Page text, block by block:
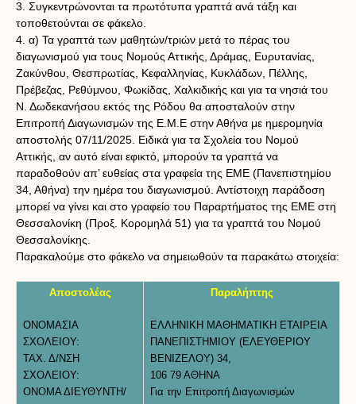
3. Συγκεντρώνονται τα πρωτότυπα γραπτά ανά τάξη και
τοποθετούνται σε φάκελο.
4. α) Τα γραπτά των μαθητών/τριών μετά το πέρας του
διαγωνισμού για τους Νομούς Αττικής, Δράμας, Ευρυτανίας,
Ζακύνθου, Θεσπρωτίας, Κεφαλληνίας, Κυκλάδων, Πέλλης,
Πρέβεζας, Ρεθύμνου, Φωκίδας, Χαλκιδικής και για τα νησιά του
Ν. Δωδεκανήσου εκτός της Ρόδου θα αποσταλούν στην
Επιτροπή Διαγωνισμών της Ε.Μ.Ε στην Αθήνα με ημερομηνία
αποστολής 07/11/2025. Ειδικά για τα Σχολεία του Νομού
Αττικής, αν αυτό είναι εφικτό, μπορούν τα γραπτά να
παραδοθούν απ’ ευθείας στα γραφεία της ΕΜΕ (Πανεπιστημίου
34, Αθήνα) την ημέρα του διαγωνισμού. Αντίστοιχη παράδοση
μπορεί να γίνει και στο γραφείο του Παραρτήματος της ΕΜΕ στη
Θεσσαλονίκη (Προξ. Κορομηλά 51) για τα γραπτά του Νομού
Θεσσαλονίκης.
Παρακαλούμε στο φάκελο να σημειωθούν τα παρακάτω στοιχεία:
Αποστολέας
ΟΝΟΜΑΣΙΑ
ΣΧΟΛΕΙΟΥ:
ΤΑΧ. Δ/ΝΣΗ
ΣΧΟΛΕΙΟΥ:
ΟΝΟΜΑ ΔΙΕΥΘΥΝΤΗ/
Παραλήπτης
ΕΛΛΗΝΙΚΗ ΜΑΘΗΜΑΤΙΚΗ ΕΤΑΙΡΕΙΑ
ΠΑΝΕΠΙΣΤΗΜΙΟΥ (ΕΛΕΥΘΕΡΙΟΥ
ΒΕΝΙΖΕΛΟΥ) 34,
106 79 ΑΘΗΝΑ
Για την Επιτροπή Διαγωνισμών